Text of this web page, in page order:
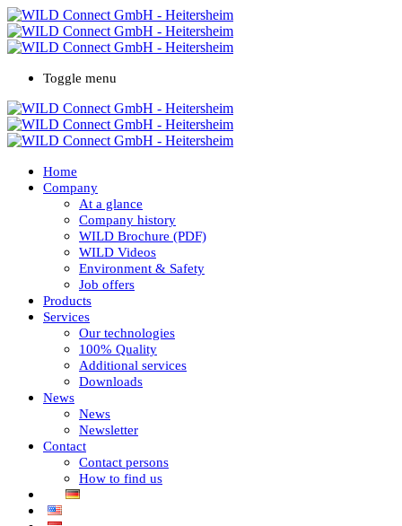
Toggle menu
Home
Company
At a glance
Company history
WILD Brochure (PDF)
WILD Videos
Environment & Safety
Job offers
Products
Services
Our technologies
100% Quality
Additional services
Downloads
News
News
Newsletter
Contact
Contact persons
How to find us